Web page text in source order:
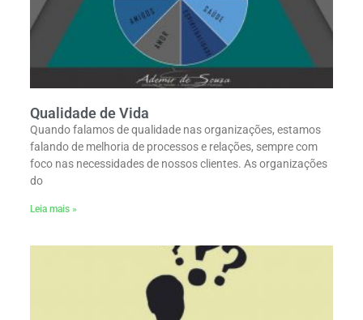
Qualidade de Vida
Quando falamos de qualidade nas organizações, estamos
falando de melhoria de processos e relações, sempre com
foco nas necessidades de nossos clientes. As organizações
do
Leia mais »